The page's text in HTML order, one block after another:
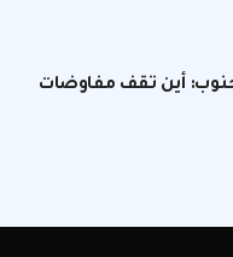
أين تقف مفاوضات